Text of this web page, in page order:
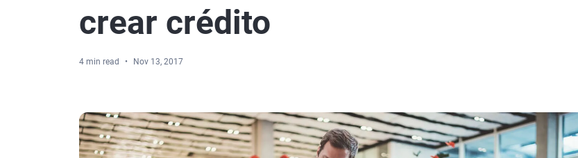
crear crédito
4 min read Nov 13, 2017